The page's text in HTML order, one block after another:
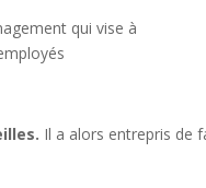
qui vise à
Il a alors entrepris de